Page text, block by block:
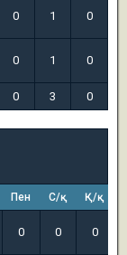
0 1 0
0 1 0
0 3 0
Пен С/қ Қ/қ
0 0 0